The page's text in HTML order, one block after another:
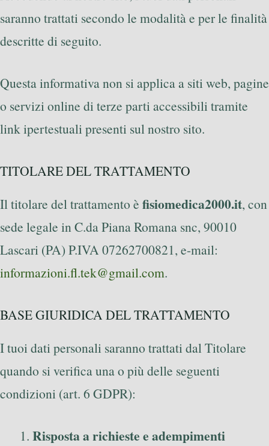
saranno trattati secondo le modalità e per le finalità
descritte di seguito.
Questa informativa non si applica a siti web, pagine
o servizi online di terze parti accessibili tramite
link ipertestuali presenti sul nostro sito.
TITOLARE DEL TRATTAMENTO
Il titolare del trattamento è fisiomedica2000.it, con
sede legale in C.da Piana Romana snc, 90010
Lascari (PA) P.IVA 07262700821, e-mail:
informazioni.fl.tek@gmail.com.
BASE GIURIDICA DEL TRATTAMENTO
I tuoi dati personali saranno trattati dal Titolare
quando si verifica una o più delle seguenti
condizioni (art. 6 GDPR):
Risposta a richieste e adempimenti